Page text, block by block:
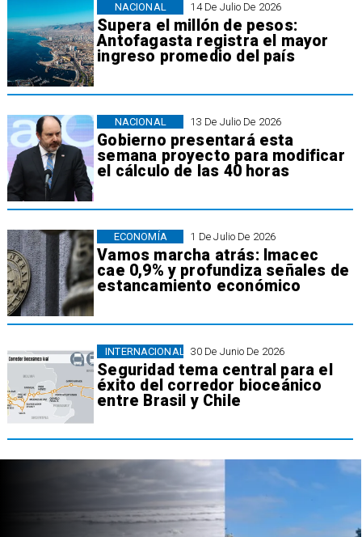
14 De Julio De 2026
Supera el millón de pesos:
Antofagasta registra el mayor
ingreso promedio del país
NACIONAL
13 De Julio De 2026
Gobierno presentará esta
semana proyecto para modificar
el cálculo de las 40 horas
NACIONAL
1 De Julio De 2026
Vamos marcha atrás: Imacec
cae 0,9% y profundiza señales de
estancamiento económico
ECONOMÍA
30 De Junio De 2026
Seguridad tema central para el
éxito del corredor bioceánico
entre Brasil y Chile
INTERNACIONAL